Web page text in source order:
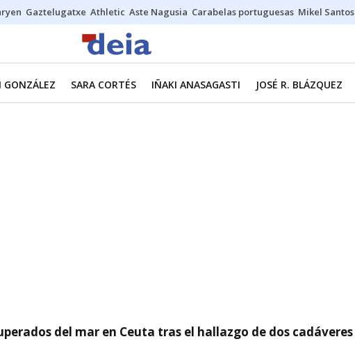
Gaztelugatxe Athletic Aste Nagusia Carabelas portuguesas Mikel Santos
GONZÁLEZ SARA CORTÉS IÑAKI ANASAGASTI JOSÉ R. BLÁZQUEZ
del mar en Ceuta tras el hallazgo de dos cadáveres